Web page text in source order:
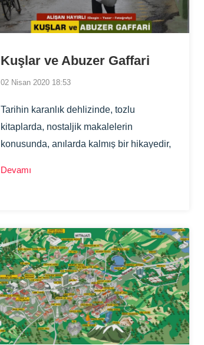
Kuşlar ve Abuzer Gaffari
02 Nisan 2020 18:53
Tarihin karanlık dehlizinde, tozlu
kitaplarda, nostaljik makalelerin
konusunda, anılarda kalmış bir hikayedir,
Devamı